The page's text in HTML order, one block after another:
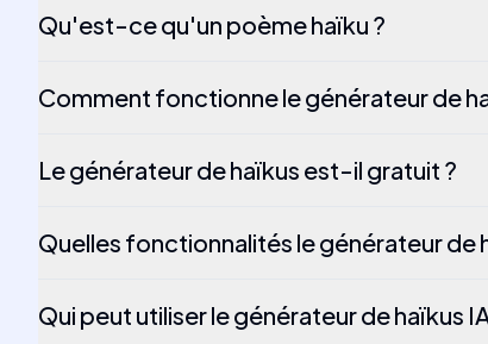
Qu'est-ce qu'un poème haïku ?
Comment fonctionne le générateur de
Le générateur de haïkus est-il gratuit ?
Quelles fonctionnalités le générateur
Qui peut utiliser le générateur de haïkus